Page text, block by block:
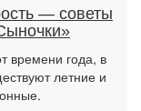
— советы
времени года, в
летние и